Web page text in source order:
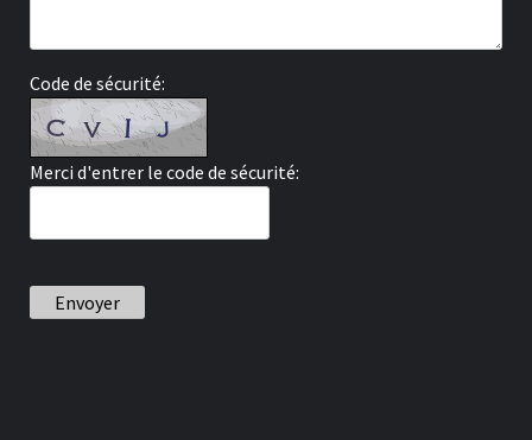
Code de sécurité:
Merci d'entrer le code de sécurité:
Envoyer